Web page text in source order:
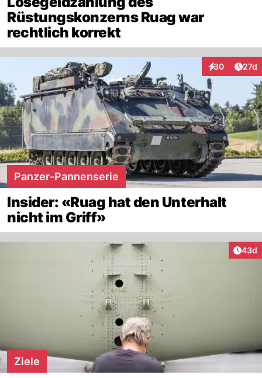
Rüstungskonzerns Ruag war
rechtlich korrekt
30
Interaktionen
27d
Panzer-Pannenserie
Insider: «Ruag hat den Unterhalt
nicht im Griff»
43d
Ziele